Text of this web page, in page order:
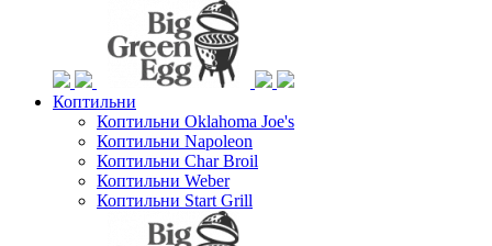
Коптильни
Коптильни Oklahoma Joe's
Коптильни Napoleon
Коптильни Char Broil
Коптильни Weber
Коптильни Start Grill